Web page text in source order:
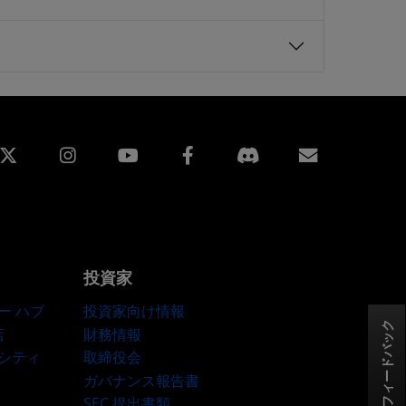
フィードバック
Instagram Facebook
ハブ
ティ
投資家
投資家向け情報
財務情報
取締役会
ガバナンス報告書